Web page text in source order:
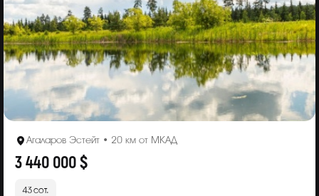
Агаларов Эстейт • 20 км от МКАД
3 440 000 $
43 сот.